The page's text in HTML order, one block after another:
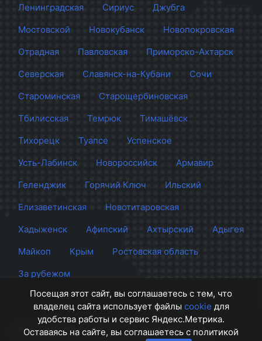
Ленинградская
Сириус
Джубга
Мостовской
Новокубанск
Новопокровская
Отрадная
Павловская
Приморско-Ахтарск
Северская
Славянск-на-Кубани
Сочи
Староминская
Старощербиновская
Тбилисская
Темрюк
Тимашёвск
Тихорецк
Туапсе
Успенское
Усть-Лабинск
Новороссийск
Армавир
Геленджик
Горячий Ключ
Ильский
Елизаветинская
Новотитаровская
Хадыженск
Афипский Ахтырский
Адыгея
Майкоп
Крым
Ростовская область
За рубежом
Сайт Краснодара © 2012 - 2026 СМИ Кубани
Посещая этот сайт, вы соглашаетесь с тем, что
владелец сайта использует файлы cookie для
удобства работы и сервис Яндекс.Метрика.
Оставаясь на сайте, вы соглашаетесь с политикой